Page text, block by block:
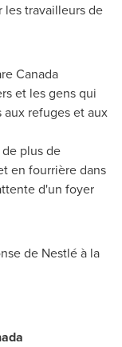
les travailleurs de
Canada
et les gens qui
aux refuges et aux
plus de
en fourrière dans
d'un foyer
de Nestlé à la